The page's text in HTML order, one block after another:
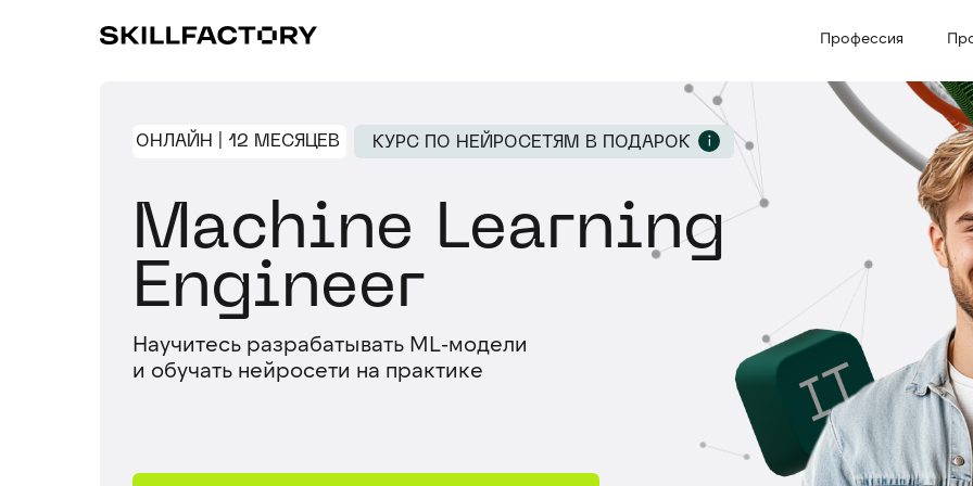
Профессия
Профессия
Machine Learning
Engineer
Научитесь разрабатывать ML-модели
и обучать нейросети на практике
ОНЛАЙН | 12 МЕСЯЦЕВ КУРС ПО НЕЙРОСЕТЯМ В ПОДАРОК